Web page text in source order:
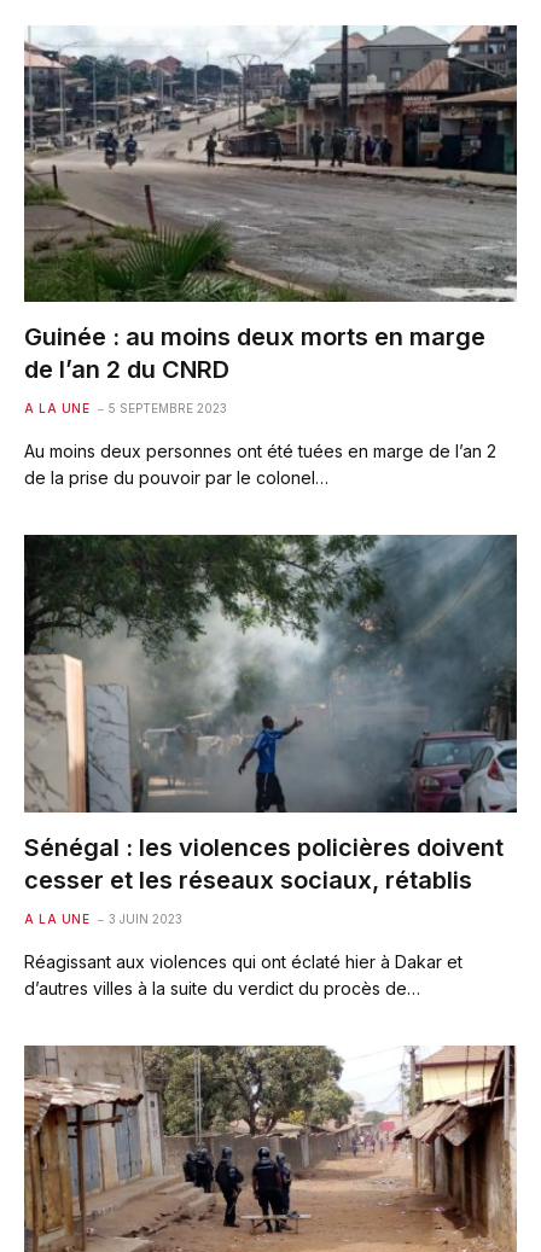
Guinée : au moins deux morts en marge
de l’an 2 du CNRD
A LA UNE 5 SEPTEMBRE 2023
Au moins deux personnes ont été tuées en marge de l’an 2
de la prise du pouvoir par le colonel…
Sénégal : les violences policières doivent
cesser et les réseaux sociaux, rétablis
A LA UNE 3 JUIN 2023
Réagissant aux violences qui ont éclaté hier à Dakar et
d’autres villes à la suite du verdict du procès de…